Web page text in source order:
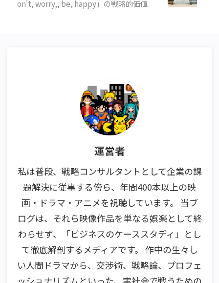
on't, worry,, be, happy」の戦略的価値
運営者
私は普段、戦略コンサルタントとして企業の課
題解決に従事する傍ら、年間400本以上の映
画・ドラマ・アニメを視聴しています。 当ブ
ログは、それら映像作品を単なる娯楽として終
わらせず、「ビジネスのケーススタディ」とし
て徹底解剖するメディアです。 作中の生々し
い人間ドラマから、交渉術、戦略論、プロフェ